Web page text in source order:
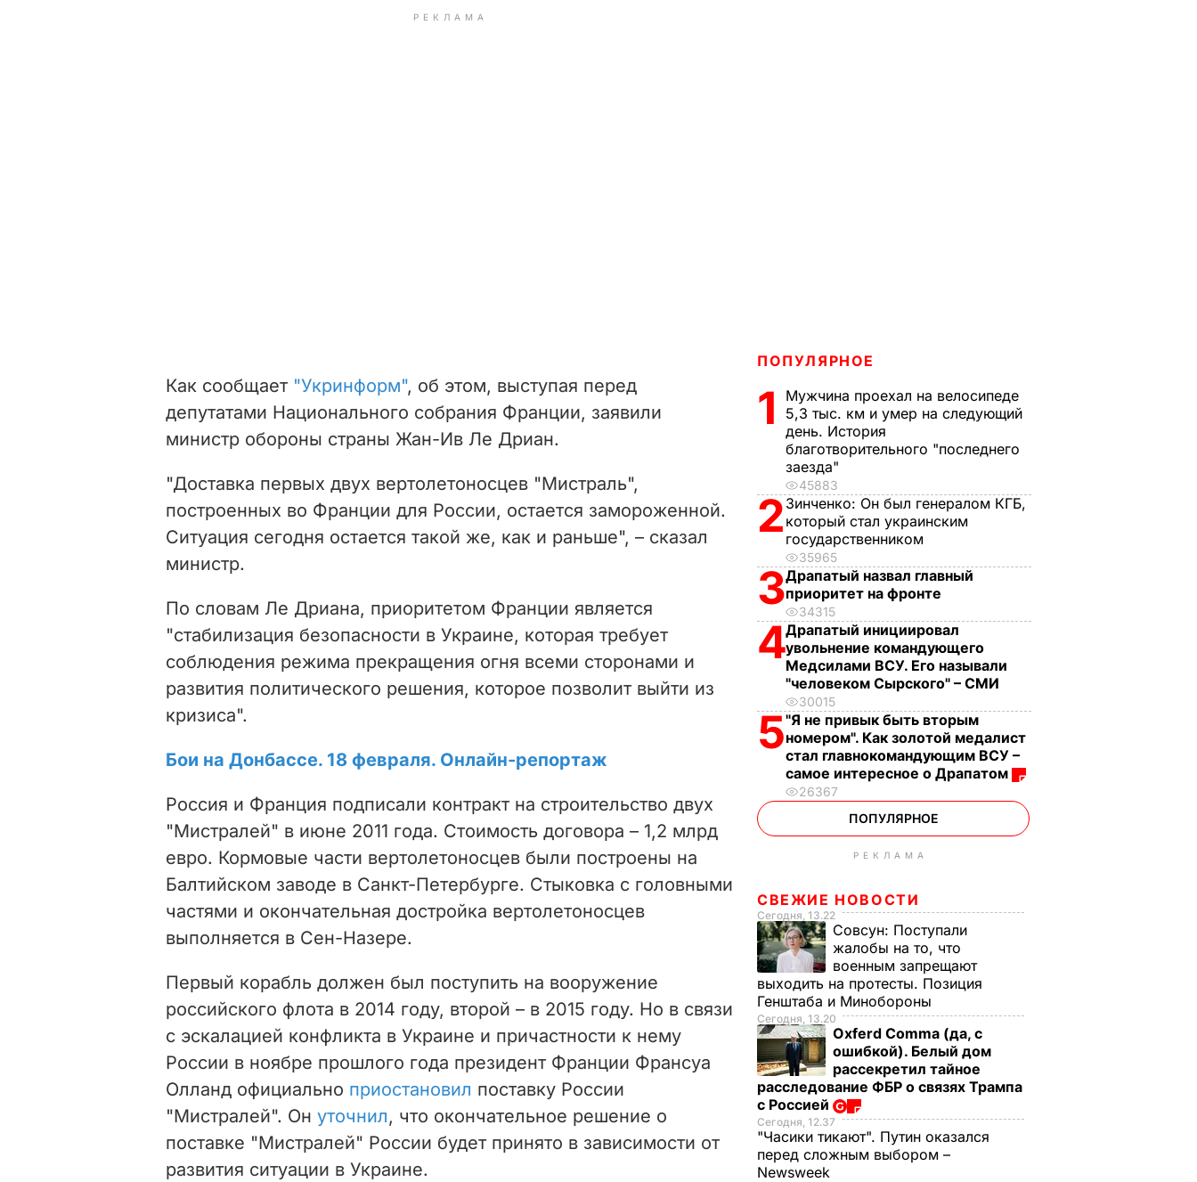
РЕКЛАМА
Как сообщает "Укринформ", об этом, выступая перед
депутатами Национального собрания Франции, заявили
министр обороны страны Жан-Ив Ле Дриан.
"Доставка первых двух вертолетоносцев "Мистраль",
построенных во Франции для России, остается замороженной.
Ситуация сегодня остается такой же, как и раньше", – сказал
министр.
По словам Ле Дриана, приоритетом Франции является
"стабилизация безопасности в Украине, которая требует
соблюдения режима прекращения огня всеми сторонами и
развития политического решения, которое позволит выйти из
кризиса".
Бои на Донбассе. 18 февраля. Онлайн-репортаж
Россия и Франция подписали контракт на строительство двух
"Мистралей" в июне 2011 года. Стоимость договора – 1,2 млрд
евро. Кормовые части вертолетоносцев были построены на
Балтийском заводе в Санкт-Петербурге. Стыковка с головными
частями и окончательная достройка вертолетоносцев
выполняется в Сен-Назере.
Первый корабль должен был поступить на вооружение
российского флота в 2014 году, второй – в 2015 году. Но в связи
с эскалацией конфликта в Украине и причастности к нему
России в ноябре прошлого года президент Франции Франсуа
Олланд официально приостановил поставку России
"Мистралей". Он уточнил, что окончательное решение о
поставке "Мистралей" России будет принято в зависимости от
развития ситуации в Украине.
ПОПУЛЯРНОЕ
1
Мужчина проехал на велосипеде
5,3 тыс. км и умер на следующий
день. История
благотворительного "последнего
заезда"
45883
2 Зинченко: Он был генералом КГБ,
который стал украинским
государственником
35965
3Драпатый назвал главный
приоритет на фронте
34315
4Драпатый инициировал
увольнение командующего
Медсилами ВСУ. Его называли
"человеком Сырского" – СМИ
30015
5"Я не привык быть вторым
номером". Как золотой медалист
стал главнокомандующим ВСУ –
самое интересное о Драпатом
26367
ПОПУЛЯРНОЕ
РЕКЛАМА
СВЕЖИЕ НОВОСТИ
Сегодня, 13.22
Совсун: Поступали
жалобы на то, что
военным запрещают
выходить на протесты. Позиция
Генштаба и Минобороны
Сегодня, 13.20
Oxferd Comma (да, с
ошибкой). Белый дом
рассекретил тайное
расследование ФБР о связях Трампа
с Россией
Сегодня, 12.37
"Часики тикают". Путин оказался
перед сложным выбором –
Newsweek